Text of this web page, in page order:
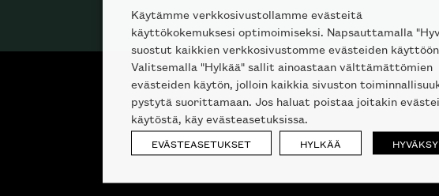
Käytämme verkkosivustollamme evästeitä
käyttökokemuksesi optimoimiseksi. Napsauttamalla
suostut kaikkien verkkosivustomme evästeiden käyttöön.
Valitsemalla "Hylkää" sallit ainoastaan välttämättömien
evästeiden käytön, jolloin kaikkia sivuston
pystytä suorittamaan. Jos haluat poistaa joitakin
käytöstä, käy evästeasetuksissa.
EVÄSTEASETUKSET HYLKÄÄ HYVÄKSY